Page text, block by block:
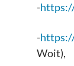
-
-
Woit),